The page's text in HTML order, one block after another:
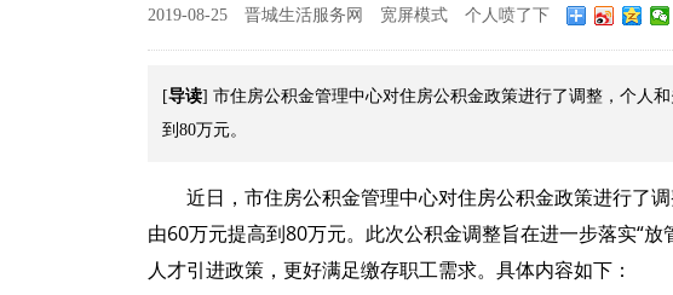
2019-08-25 晋城生活服务网 宽屏模式 个人喷了下
[导读] 市住房公积金管理中心对住房公积金政策进行了调整，个人
到80万元。
近日，市住房公积金管理中心对住房公积金政策进行了
由60万元提高到80万元。此次公积金调整旨在进一步落实“
人才引进政策，更好满足缴存职工需求。具体内容如下：